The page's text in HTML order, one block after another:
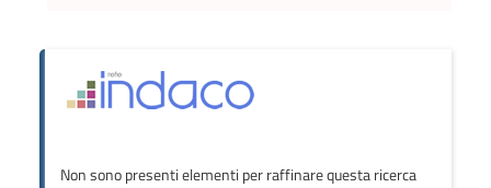
Non sono presenti elementi per raffinare questa ricerca